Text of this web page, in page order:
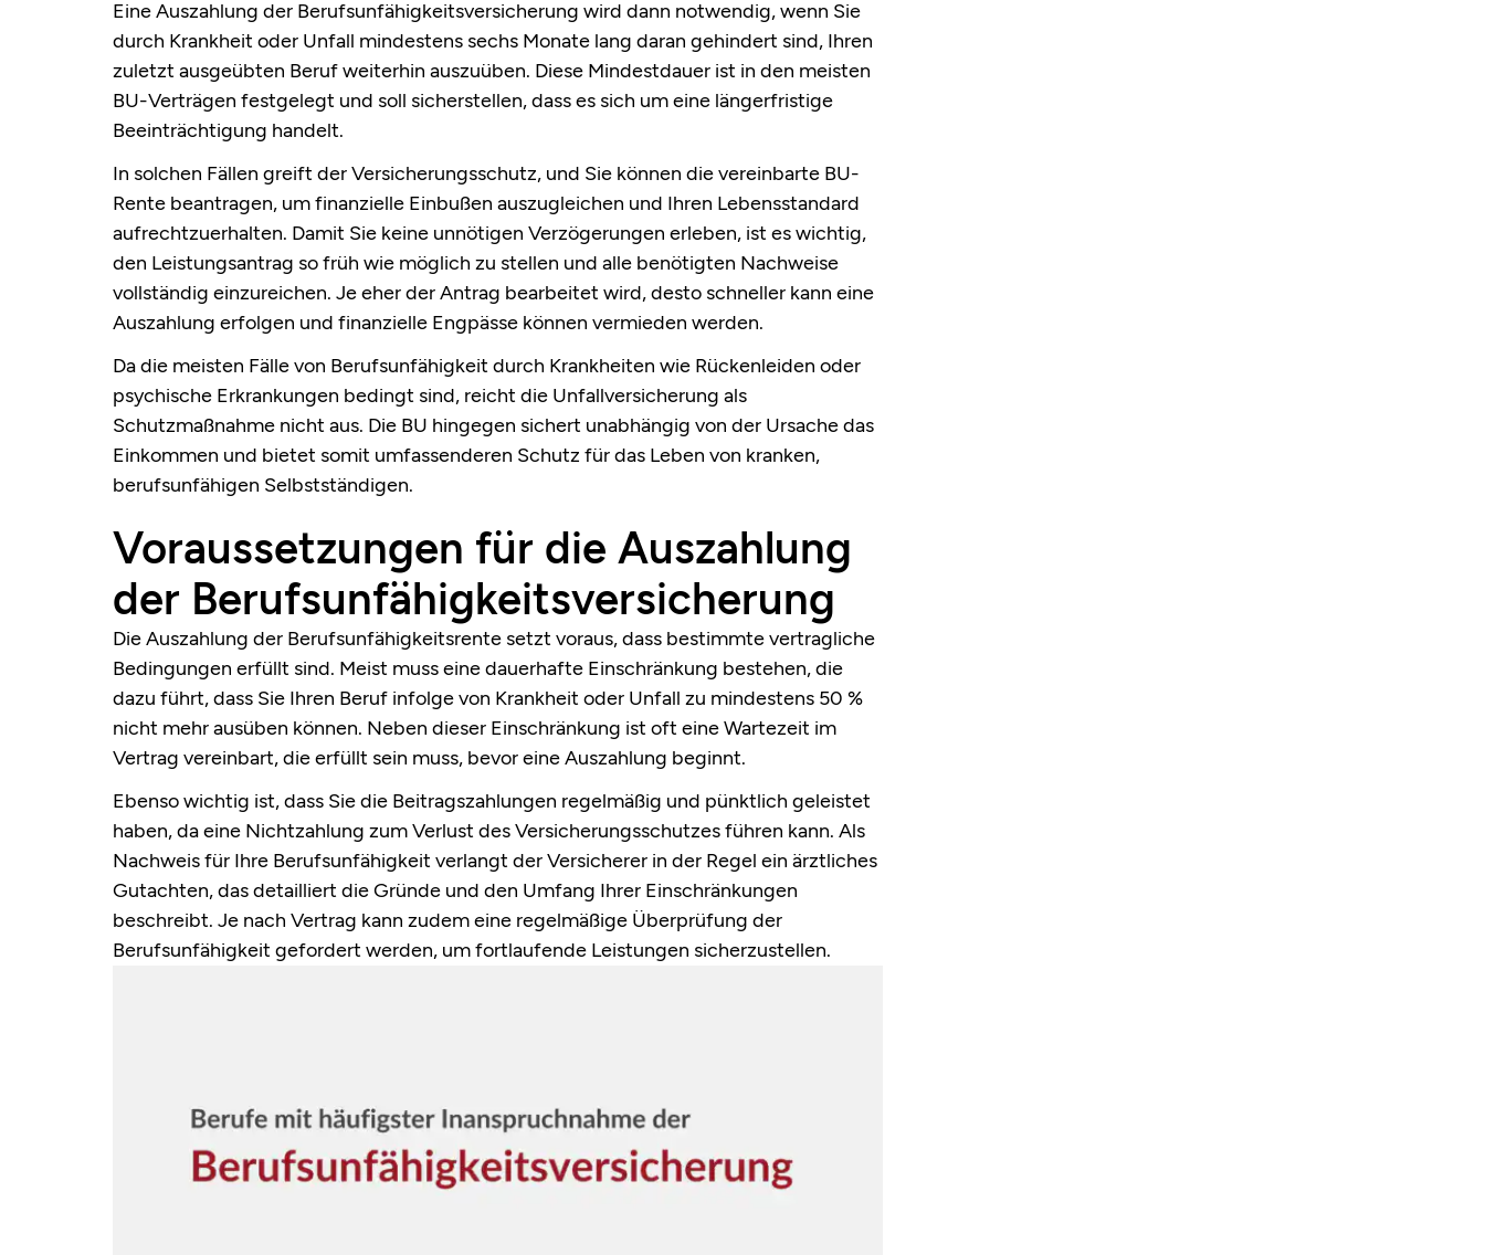
Eine Auszahlung der Berufsunfähigkeitsversicherung wird dann notwendig, wenn Sie
durch Krankheit oder Unfall mindestens sechs Monate lang daran gehindert sind, Ihren
zuletzt ausgeübten Beruf weiterhin auszuüben. Diese Mindestdauer ist in den meisten
BU-Verträgen festgelegt und soll sicherstellen, dass es sich um eine längerfristige
Beeinträchtigung handelt.
In solchen Fällen greift der Versicherungsschutz, und Sie können die vereinbarte BU-
Rente beantragen, um finanzielle Einbußen auszugleichen und Ihren Lebensstandard
aufrechtzuerhalten. Damit Sie keine unnötigen Verzögerungen erleben, ist es wichtig,
den Leistungsantrag so früh wie möglich zu stellen und alle benötigten Nachweise
vollständig einzureichen. Je eher der Antrag bearbeitet wird, desto schneller kann eine
Auszahlung erfolgen und finanzielle Engpässe können vermieden werden.
Da die meisten Fälle von Berufsunfähigkeit durch Krankheiten wie Rückenleiden oder
psychische Erkrankungen bedingt sind, reicht die Unfallversicherung als
Schutzmaßnahme nicht aus. Die BU hingegen sichert unabhängig von der Ursache das
Einkommen und bietet somit umfassenderen Schutz für das Leben von kranken,
berufsunfähigen Selbstständigen.
Voraussetzungen für die Auszahlung
der Berufsunfähigkeitsversicherung
Die Auszahlung der Berufsunfähigkeitsrente setzt voraus, dass bestimmte vertragliche
Bedingungen erfüllt sind. Meist muss eine dauerhafte Einschränkung bestehen, die
dazu führt, dass Sie Ihren Beruf infolge von Krankheit oder Unfall zu mindestens 50 %
nicht mehr ausüben können. Neben dieser Einschränkung ist oft eine Wartezeit im
Vertrag vereinbart, die erfüllt sein muss, bevor eine Auszahlung beginnt.
Ebenso wichtig ist, dass Sie die Beitragszahlungen regelmäßig und pünktlich geleistet
haben, da eine Nichtzahlung zum Verlust des Versicherungsschutzes führen kann. Als
Nachweis für Ihre Berufsunfähigkeit verlangt der Versicherer in der Regel ein ärztliches
Gutachten, das detailliert die Gründe und den Umfang Ihrer Einschränkungen
beschreibt. Je nach Vertrag kann zudem eine regelmäßige Überprüfung der
Berufsunfähigkeit gefordert werden, um fortlaufende Leistungen sicherzustellen.